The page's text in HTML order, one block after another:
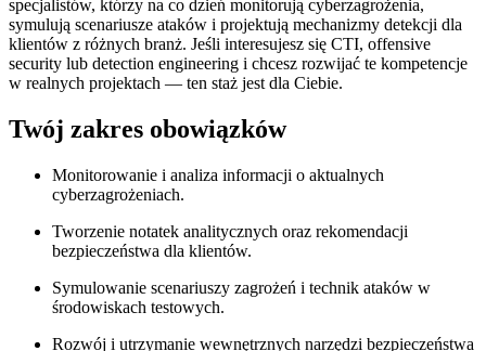
specjalistów, którzy na co dzień monitorują cyberzagrożenia,
symulują scenariusze ataków i projektują mechanizmy detekcji dla
klientów z różnych branż. Jeśli interesujesz się CTI, offensive
security lub detection engineering i chcesz rozwijać te kompetencje
w realnych projektach — ten staż jest dla Ciebie.
Twój zakres obowiązków
Monitorowanie i analiza informacji o aktualnych
cyberzagrożeniach.
Tworzenie notatek analitycznych oraz rekomendacji
bezpieczeństwa dla klientów.
Symulowanie scenariuszy zagrożeń i technik ataków w
środowiskach testowych.
Rozwój i utrzymanie wewnętrznych narzędzi bezpieczeństwa